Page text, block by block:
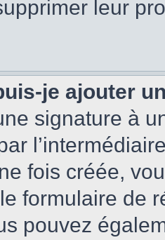
leur
je ajouter
signature à
fois créée,
formulaire de
pouvez